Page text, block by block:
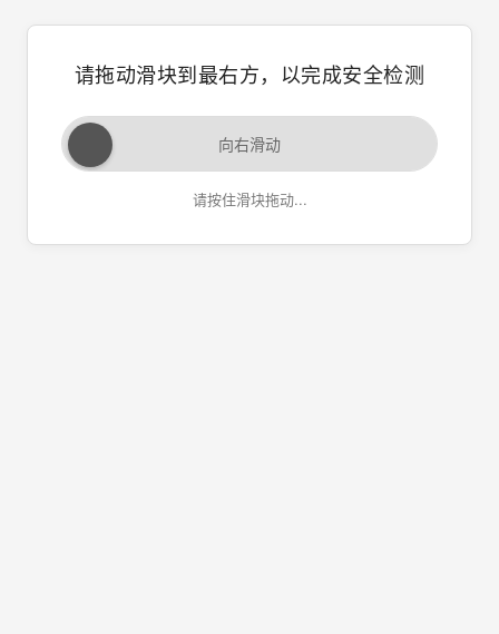
请拖动滑块到最右方，以完成安全检测
向右滑动
请按住滑块拖动...